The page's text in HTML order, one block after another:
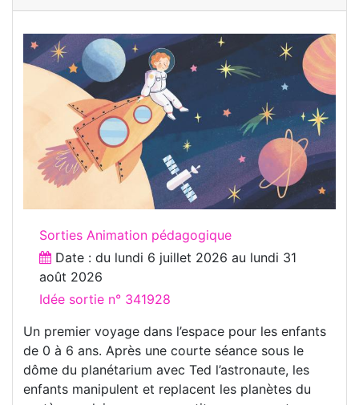
Sorties Animation pédagogique
Date : du lundi 6 juillet 2026 au lundi 31
août 2026
Idée sortie n° 341928
Un premier voyage dans l’espace pour les enfants
de 0 à 6 ans. Après une courte séance sous le
dôme du planétarium avec Ted l’astronaute, les
enfants manipulent et replacent les planètes du